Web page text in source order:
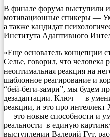
В финале форума выступили
мотивационные спикеры —
а также кандидат
Института Адаптивного
«Еще основатель концепции
Селье, говорил, что человека
неоптимальная реакция на
шаблонное реагирование и
“бей-беги-замри”, мы будем
дезадаптации. Ключ — в
реакции, и это про
— это новые способности и
реальности в единую
выступлении Валерий Гут,